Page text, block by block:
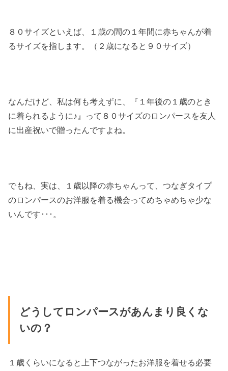
８０サイズといえば、１歳の間の１年間に赤ちゃんが着
るサイズを指します。（２歳になると９０サイズ）
なんだけど、私は何も考えずに、『１年後の１歳のとき
に着られるように♪』って８０サイズのロンパースを友人
に出産祝いで贈ったんですよね。
でもね、実は、１歳以降の赤ちゃんって、つなぎタイプ
のロンパースのお洋服を着る機会ってめちゃめちゃ少な
いんです･･･。
どうしてロンパースがあんまり良くな
いの？
１歳くらいになると上下つながったお洋服を着せる必要